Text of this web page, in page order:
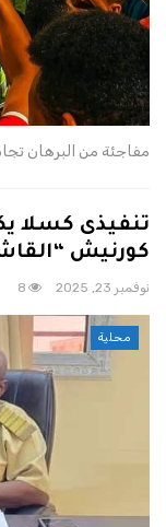
مفاجئة من البرهان
تنفيذى كسلا
كورنيش
نوفمبر 23, 2025 8
محلية